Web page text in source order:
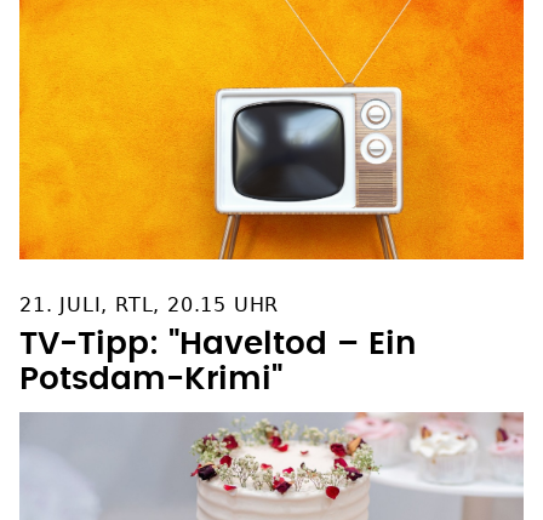
21. JULI, RTL, 20.15 UHR
TV-Tipp: "Haveltod – Ein
Potsdam-Krimi"